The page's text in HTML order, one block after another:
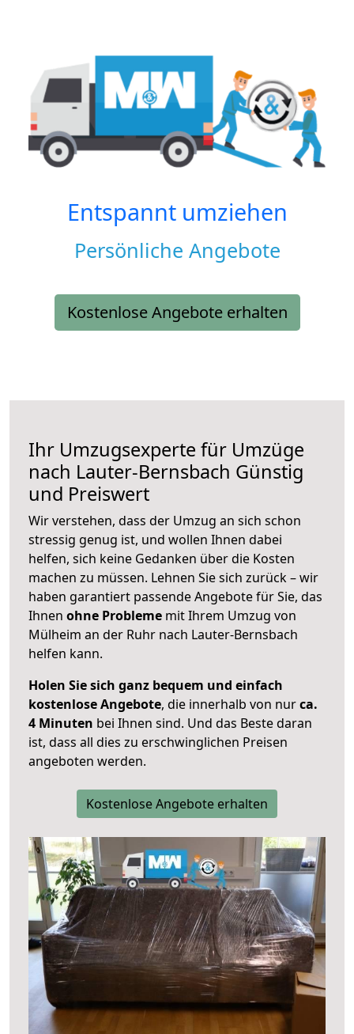
Entspannt umziehen
Persönliche Angebote
Kostenlose Angebote erhalten
Ihr Umzugsexperte für Umzüge
nach Lauter-Bernsbach Günstig
und Preiswert
Wir verstehen, dass der Umzug an sich schon
stressig genug ist, und wollen Ihnen dabei
helfen, sich keine Gedanken über die Kosten
machen zu müssen. Lehnen Sie sich zurück – wir
haben garantiert passende Angebote für Sie, das
Ihnen ohne Probleme mit Ihrem Umzug von
Mülheim an der Ruhr nach Lauter-Bernsbach
helfen kann.
Holen Sie sich ganz bequem und einfach
kostenlose Angebote, die innerhalb von nurca.
4 Minuten bei Ihnen sind. Und das Beste daran
ist, dass all dies zu erschwinglichen Preisen
angeboten werden.
Kostenlose Angebote erhalten